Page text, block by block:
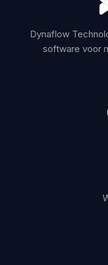
Dynaflow
software voor